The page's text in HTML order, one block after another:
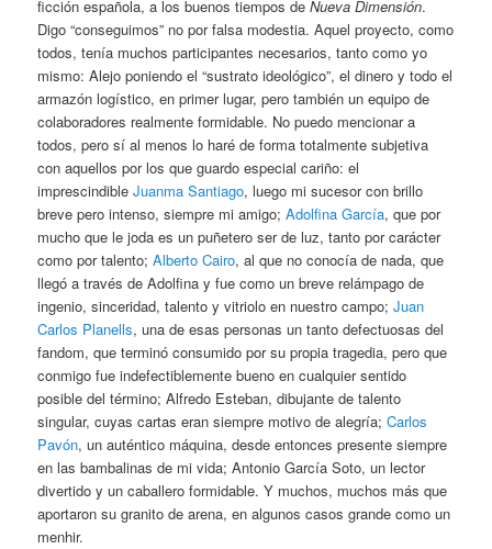
ficción española, a los buenos tiempos deNueva Dimensión.
Digo “conseguimos” no por falsa modestia. Aquel proyecto, como
todos, tenía muchos participantes necesarios, tanto como yo
mismo: Alejo poniendo el “sustrato ideológico”, el dinero y todo el
armazón logístico, en primer lugar, pero también un equipo de
colaboradores realmente formidable. No puedo mencionar a
todos, pero sí al menos lo haré de forma totalmente subjetiva
con aquellos por los que guardo especial cariño: el
imprescindibleJuanma Santiago, luego mi sucesor con brillo
breve pero intenso, siempre mi amigo;Adolfina García, que por
mucho que le joda es un puñetero ser de luz, tanto por carácter
como por talento;Alberto Cairo, al que no conocía de nada, que
llegó a través de Adolfina y fue como un breve relámpago de
ingenio, sinceridad, talento y vitriolo en nuestro campo;Juan
Carlos Planells, una de esas personas un tanto defectuosas del
fandom, que terminó consumido por su propia tragedia, pero que
conmigo fue indefectiblemente bueno en cualquier sentido
posible del término; Alfredo Esteban, dibujante de talento
singular, cuyas cartas eran siempre motivo de alegría;Carlos
Pavón, un auténtico máquina, desde entonces presente siempre
en las bambalinas de mi vida; Antonio García Soto, un lector
divertido y un caballero formidable. Y muchos, muchos más que
aportaron su granito de arena, en algunos casos grande como un
menhir.